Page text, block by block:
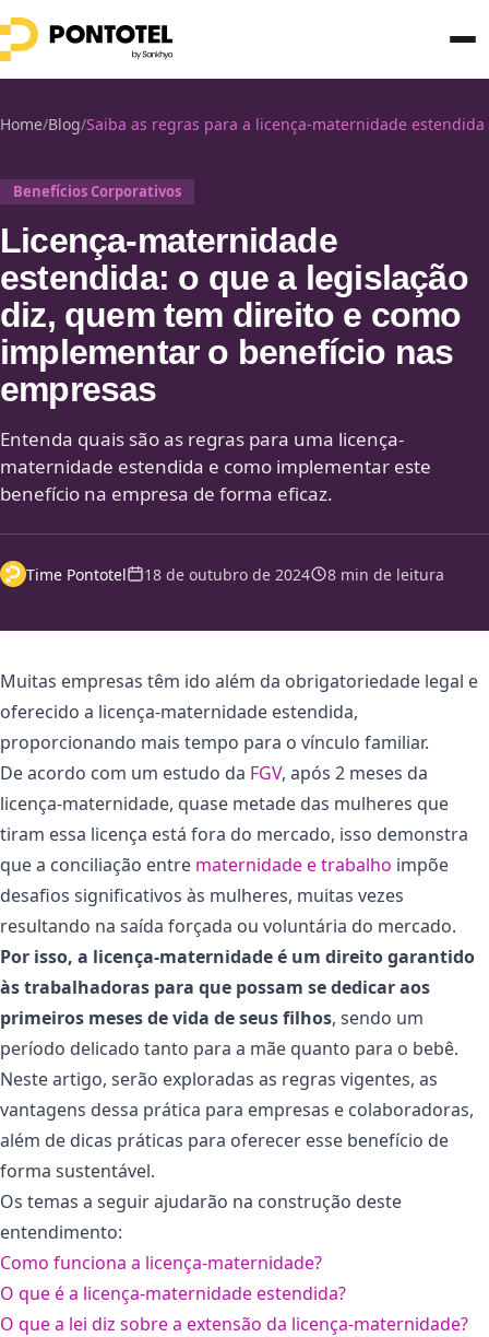
Home/Blog/Saiba as regras para a licença-maternidade estendida
Benefícios Corporativos
Licença-maternidade
estendida: o que a legislação
diz, quem tem direito e como
implementar o benefício nas
empresas
Entenda quais são as regras para uma licença-
maternidade estendida e como implementar este
benefício na empresa de forma eficaz.
Time Pontotel 18 de outubro de 2024 8 min de leitura
Muitas empresas têm ido além da obrigatoriedade legal e
oferecido a licença-maternidade estendida,
proporcionando mais tempo para o vínculo familiar.
De acordo com um estudo da FGV, após 2 meses da
licença-maternidade, quase metade das mulheres que
tiram essa licença está fora do mercado, isso demonstra
que a conciliação entre maternidade e trabalho impõe
desafios significativos às mulheres, muitas vezes
resultando na saída forçada ou voluntária do mercado.
Por isso, a licença-maternidade é um direito garantido
às trabalhadoras para que possam se dedicar aos
primeiros meses de vida de seus filhos, sendo um
período delicado tanto para a mãe quanto para o bebê.
Neste artigo, serão exploradas as regras vigentes, as
vantagens dessa prática para empresas e colaboradoras,
além de dicas práticas para oferecer esse benefício de
forma sustentável.
Os temas a seguir ajudarão na construção deste
entendimento:
Como funciona a licença-maternidade?
O que é a licença-maternidade estendida?
O que a lei diz sobre a extensão da licença-maternidade?